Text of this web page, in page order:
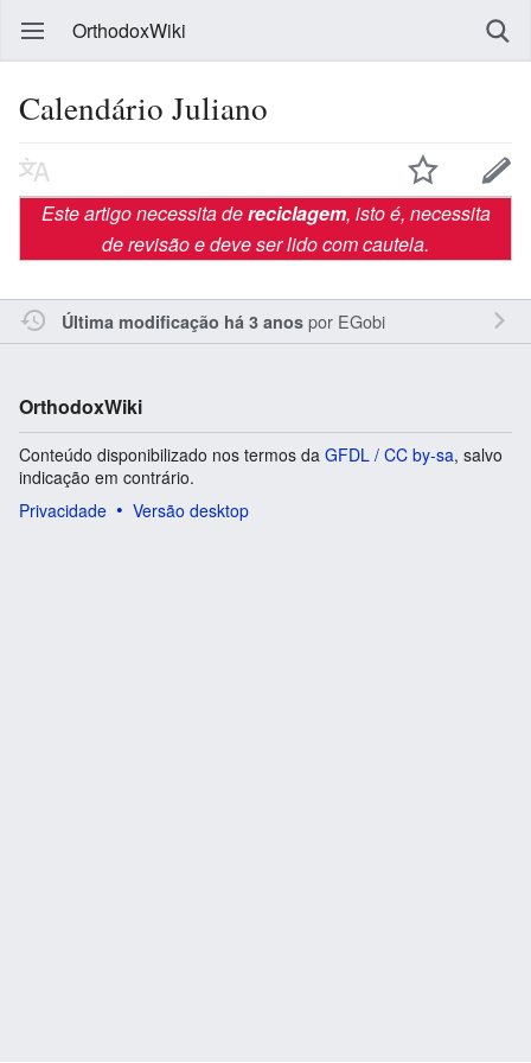
OrthodoxWiki
Calendário Juliano
Este artigo necessita dereciclagem, isto é, necessita
de revisão e deve ser lido com cautela.
Última modificação há 3 anospor EGobi
OrthodoxWiki
Conteúdo disponibilizado nos termos da GFDL / CC by-sa, salvo
indicação em contrário.
Privacidade
Versão desktop